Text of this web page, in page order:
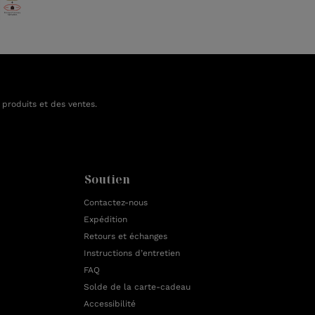
et des ventes.
Soutien
Contactez-nous
Expédition
Retours et échanges
Instructions d’entretien
FAQ
Solde de la carte-cadeau
Accessibilité